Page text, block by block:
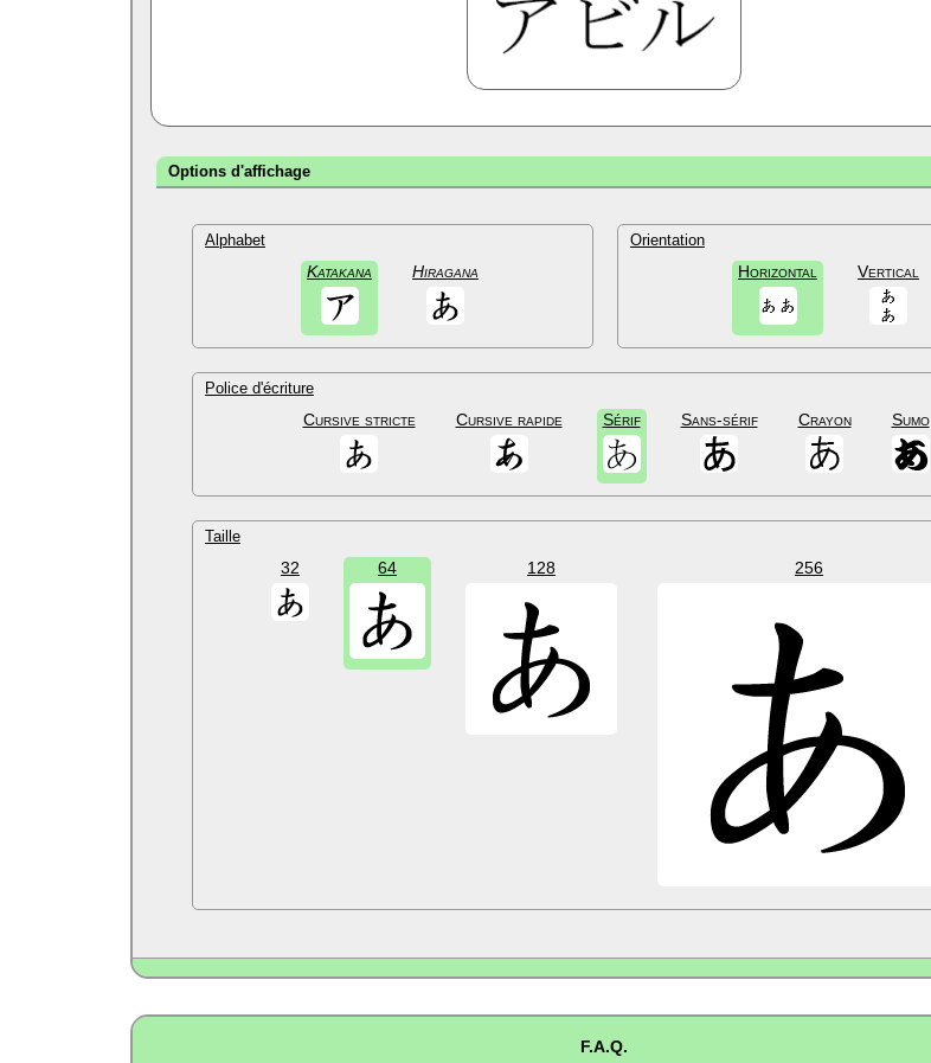
Options d'affichage
Alphabet
Katakana Hiragana
Orientation
Horizontal Vertical
Police d'écriture
Cursive stricte Cursive rapide Sérif Sans-sérif Crayon Sumo
Taille
32 64 128 256
F.A.Q.